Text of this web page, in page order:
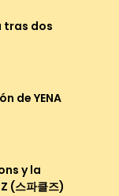
tras dos
de YENA
y la
(스파클즈)